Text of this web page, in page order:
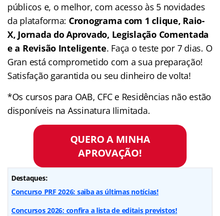
públicos e, o melhor, com acesso às 5 novidades
da plataforma: Cronograma com 1 clique, Raio-
X, Jornada do Aprovado, Legislação Comentada
e a Revisão Inteligente. Faça o teste por 7 dias. O
Gran está comprometido com a sua preparação!
Satisfação garantida ou seu dinheiro de volta!
*Os cursos para OAB, CFC e Residências não estão
disponíveis na Assinatura Ilimitada.
QUERO A MINHA
APROVAÇÃO!
Destaques:
Concurso PRF 2026: saiba as últimas notícias!
Concursos 2026: confira a lista de editais previstos!